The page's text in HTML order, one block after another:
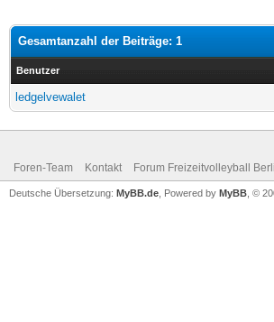
Gesamtanzahl der Beiträge: 1
Benutzer
ledgelvewalet
Foren-Team Kontakt Forum Freizeitvolleyball
Deutsche Übersetzung: MyBB.de , Powered by MyBB , ©